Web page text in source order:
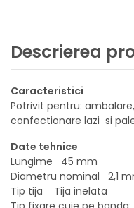
Descrierea
Caracteristici
Potrivit pentru:
confectionare lazi si
Date tehnice
Lungime 45 mm
Diametru nominal 2,1
Tip tija Tija inelata